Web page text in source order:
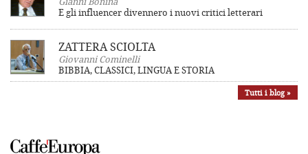
E gli influencer divennero i nuovi critici letterari
ZATTERA SCIOLTA
Giovanni Cominelli
BIBBIA, CLASSICI, LINGUA E STORIA
Tutti i blog »